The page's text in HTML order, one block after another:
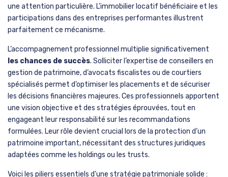
une attention particulière. L’immobilier locatif bénéficiaire et les
participations dans des entreprises performantes illustrent
parfaitement ce mécanisme.
L’accompagnement professionnel multiplie significativement
les chances de succès. Solliciter l’expertise de conseillers en
gestion de patrimoine, d’avocats fiscalistes ou de courtiers
spécialisés permet d’optimiser les placements et de sécuriser
les décisions financières majeures. Ces professionnels apportent
une vision objective et des stratégies éprouvées, tout en
engageant leur responsabilité sur les recommandations
formulées. Leur rôle devient crucial lors de la protection d’un
patrimoine important, nécessitant des structures juridiques
adaptées comme les holdings ou les trusts.
Voici les piliers essentiels d’une stratégie patrimoniale solide :